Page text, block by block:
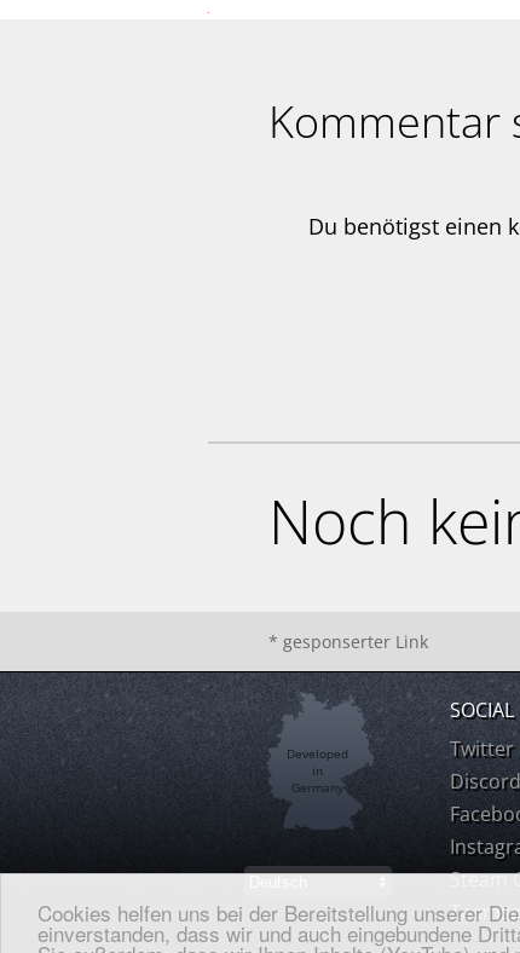
Cookies helfen uns bei der Bereitstellung unserer
einverstanden, dass wir und auch eingebundene
Kommentar
Du benötigst einen
Noch
* gesponserter Link
Developed
in
Germany
SOCIAL
Twitter
Discord
Steam